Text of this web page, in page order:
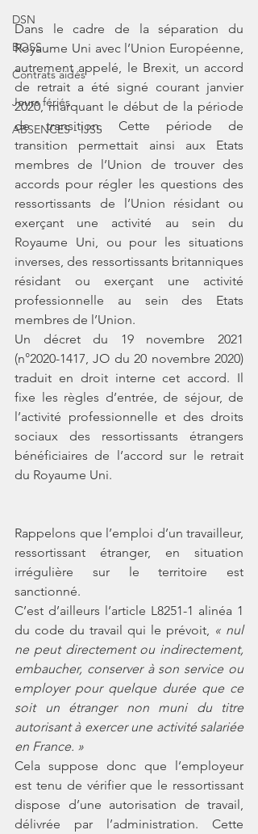
DSN
BOSS
Contrats aidés
Jours fériés
ABSENCES - IJSS
Dans le cadre de la séparation du
Royaume Uni avec l’Union Européenne,
autrement appelé, le Brexit, un accord
de retrait a été signé courant janvier
2020, marquant le début de la période
de transition. Cette période de
transition permettait ainsi aux Etats
membres de l’Union de trouver des
accords pour régler les questions des
ressortissants de l’Union résidant ou
exerçant une activité au sein du
Royaume Uni, ou pour les situations
inverses, des ressortissants britanniques
résidant ou exerçant une activité
professionnelle au sein des Etats
membres de l’Union.
Un décret du 19 novembre 2021
(n°2020-1417, JO du 20 novembre 2020)
traduit en droit interne cet accord. Il
fixe les règles d’entrée, de séjour, de
l’activité professionnelle et des droits
sociaux des ressortissants étrangers
bénéficiaires de l’accord sur le retrait
du Royaume Uni.
Rappelons que l’emploi d’un travailleur,
ressortissant étranger, en situation
irrégulière sur le territoire est
sanctionné.
C’est d’ailleurs l’article L8251-1 alinéa 1
du code du travail qui le prévoit, « nul
ne peut directement ou indirectement,
embaucher, conserver à son service ou
employer pour quelque durée que ce
soit un étranger non muni du titre
autorisant à exercer une activité salariée
en France. »
Cela suppose donc que l’employeur
est tenu de vérifier que le ressortissant
dispose d’une autorisation de travail,
délivrée par l’administration. Cette